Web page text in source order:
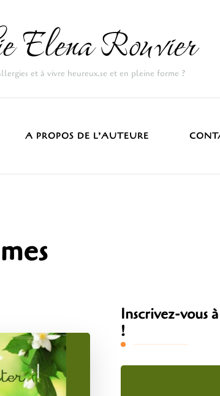
Elena Rouvier
et à vivre heureux.se et en pleine forme ?
A PROPOS DE L’AUTEURE
Inscrivez-vous
!